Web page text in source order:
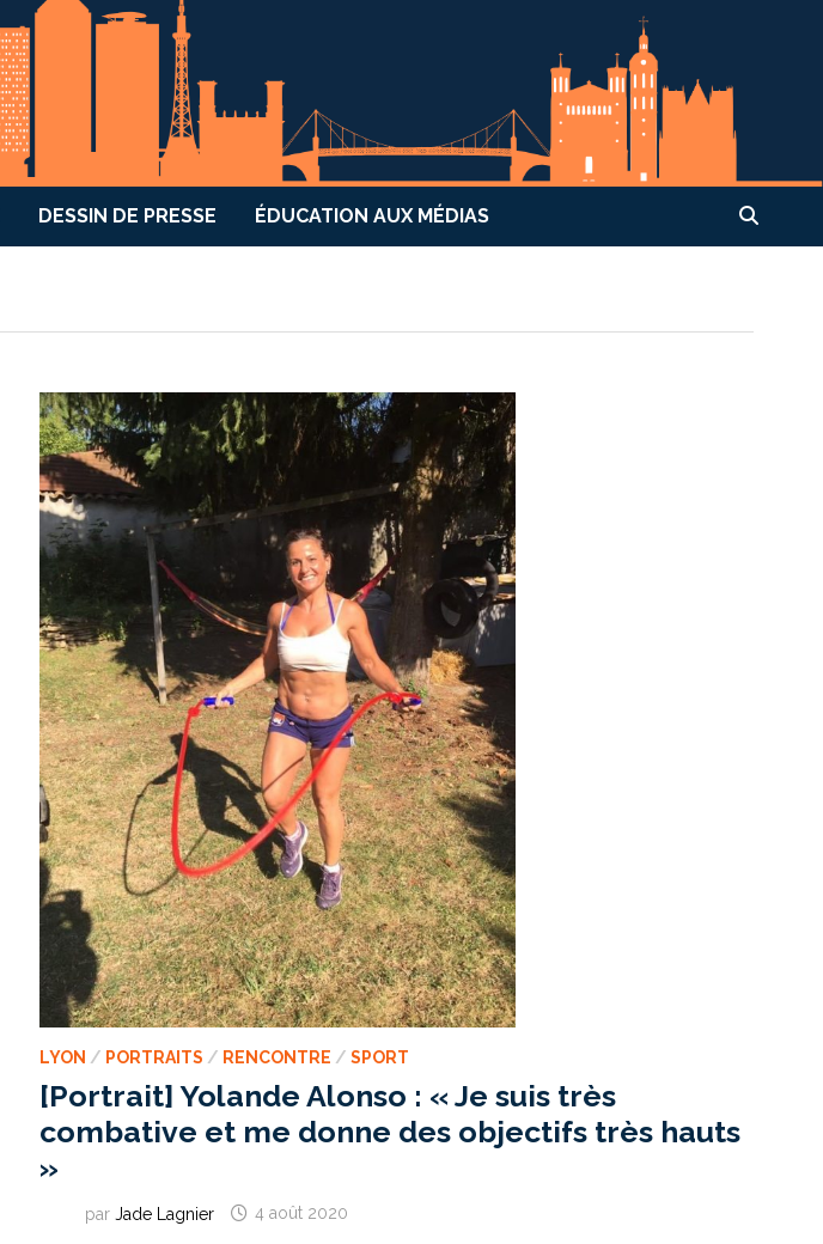
DESSIN DE PRESSE ÉDUCATION AUX MÉDIAS
LYON / PORTRAITS / RENCONTRE / SPORT
[Portrait] Yolande Alonso : « Je suis très
combative et me donne des objectifs très hauts
»
par Jade Lagnier 4 août 2020